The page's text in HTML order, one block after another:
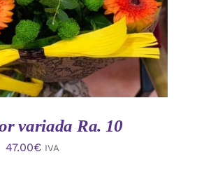
variada Ra. 10
47.00€ IVA